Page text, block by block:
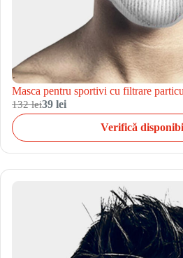
Masca pentru sportivi cu filtrare
132 lei39 lei
Verifică